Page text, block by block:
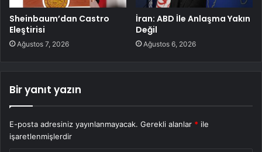
Sheinbaum’dan Castro
Eleştirisi
Ağustos 7, 2026
İran: ABD İle Anlaşma Yakın
Değil
Ağustos 6, 2026
Bir yanıt yazın
E-posta adresiniz yayınlanmayacak. Gerekli alanlar * ile
işaretlenmişlerdir